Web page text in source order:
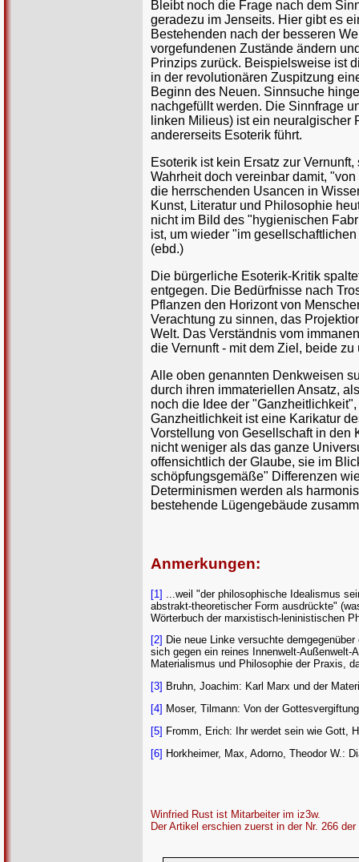
Bleibt noch die Frage nach dem
geradezu im Jenseits. Hier gibt es
Bestehenden nach der besseren
vorgefundenen Zustände ändern
Prinzips zurück. Beispielsweise ist
in der revolutionären Zuspitzung
Beginn des Neuen. Sinnsuche
nachgefüllt werden. Die Sinnfrage
linken Milieus) ist ein neuralgischer
andererseits Esoterik führt.
Esoterik ist kein Ersatz zur
Wahrheit doch vereinbar damit,
die herrschenden Usancen in
Kunst, Literatur und Philosophie
nicht im Bild des "hygienischen
ist, um wieder "im
(ebd.)
Die bürgerliche Esoterik-Kritik
entgegen. Die Bedürfnisse nach
Pflanzen den Horizont von
Verachtung zu sinnen, das
Welt. Das Verständnis vom
die Vernunft - mit dem Ziel, beide zu
Alle oben genannten Denkweisen
durch ihren immateriellen Ansatz,
noch die Idee der
Ganzheitlichkeit ist eine Karikatur
Vorstellung von Gesellschaft in den
nicht weniger als das ganze
offensichtlich der Glaube, sie im
schöpfungsgemäße" Differenzen
Determinismen werden als
bestehende Lügengebäude
Anmerkungen:
[1] ...weil "der philosophische Idealismus
abstrakt-theoretischer Form ausdrückte"
Wörterbuch der marxistisch-leninistischen
[2] Die neue Linke versuchte
sich gegen ein reines Innenwelt-
Materialismus und Philosophie der Praxis,
[3] Bruhn, Joachim: Karl Marx und der
[4] Moser, Tilmann: Von der
[5] Fromm, Erich: Ihr werdet sein wie Gott,
[6] Horkheimer, Max, Adorno, Theodor W.:
Winfried Rust ist Mitarbeiter im iz3w.
Der Artikel erschien zuerst in der Nr. 266 der